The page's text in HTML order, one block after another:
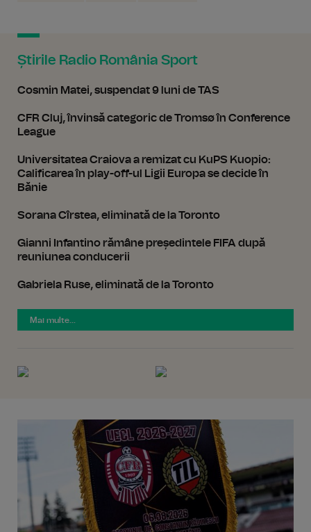
Știrile Radio România Sport
Cosmin Matei, suspendat 9 luni de TAS
CFR Cluj, învinsă categoric de Tromsø în Conference
League
Universitatea Craiova a remizat cu KuPS Kuopio:
Calificarea în play-off-ul Ligii Europa se decide în
Bănie
Sorana Cîrstea, eliminată de la Toronto
Gianni Infantino rămâne președintele FIFA după
reuniunea conducerii
Gabriela Ruse, eliminată de la Toronto
Mai multe...